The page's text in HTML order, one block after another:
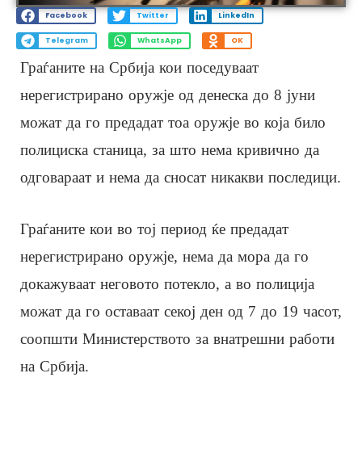
Facebook Twitter LinkedIn
Telegram WhatsApp OK
Граѓаните на Србија кои поседуваат
нерегистрирано оружје од денеска до 8 јуни
можат да го предадат тоа оружје во која било
полициска станица, за што нема кривично да
одговараат и нема да сносат никакви последици.
Граѓаните кои во тој период ќе предадат
нерегистрирано оружје, нема да мора да го
докажуваат неговото потекло, а во полиција
можат да го оставаат секој ден од 7 до 19 часот,
соопшти Министерството за внатрешни работи
на Србија.